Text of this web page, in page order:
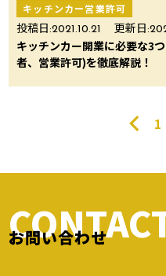
キッチンカー営業許可
投稿日:2021.10.21 更新日:
キッチンカー開業に必要な3
者、営業許可)を徹底解説！
1
お問い合わせ